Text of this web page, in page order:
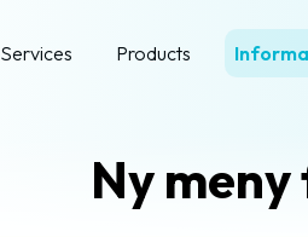
Services Products
Ny